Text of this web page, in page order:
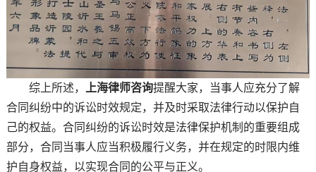
综上所述， 上海律师咨询提醒大家，当事人应充分了解
合同纠纷中的诉讼时效规定，并及时采取法律行动以保护自
己的权益。合同纠纷的诉讼时效是法律保护机制的重要组成
部分，合同当事人应当积极履行义务，并在规定的时限内维
护自身权益，以实现合同的公平与正义。